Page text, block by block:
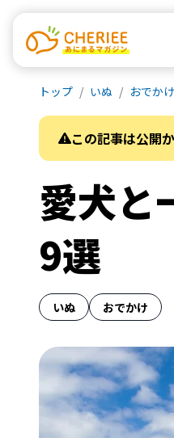
トップ いぬ おでかけ
この記事は公開
愛犬と
9選
いぬ おでかけ